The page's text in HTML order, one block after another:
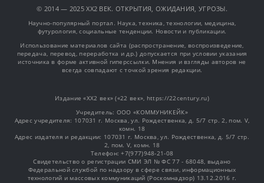
© 2014 — 2025 XX2 ВЕК. ОТКРЫТИЯ, ОЖИДАНИЯ, УГРОЗЫ.
Научно-популярный портал. Наука, техника, технологии, медицина,
футурология, социальные тенденции. Новости и публикации.
Использование материалов сайта (распространение, воспроизведение,
передача, перевод, переработка и др.) допускается при условии указания
источника в форме активной гиперссылки. Мнения и взгляды авторов не
всегда совпадают с точкой зрения редакции.
Издание «XX2 век» («22 век», https://22century.ru)
Учредитель: OOO «КОММУНИКЕЙК»
Адрес учредителя: 107031 г. Москва, ул. Рождественка, д. 5/7 стр. 2, пом. V,
комн. 18
Адрес издателя и редакции: 107031 г. Москва, ул. Рождественка, д. 5/7 стр.
2, пом. V, комн. 18
Телефон: +7(977)948-21-08
Свидетельство о регистрации СМИ ЭЛ № ФС 77 - 68048, выдано
Федеральной службой по надзору в сфере связи, информационных
технологий и массовых коммуникаций (Роскомнадзор) 13.12.2016 г.